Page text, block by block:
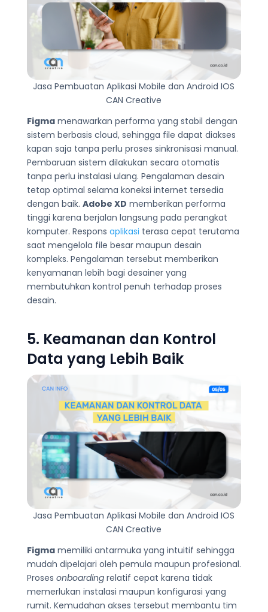
Jasa Pembuatan Aplikasi Mobile dan Android IOS
CAN Creative
Figmamenawarkan performa yang stabil dengan
sistem berbasis cloud, sehingga file dapat diakses
kapan saja tanpa perlu proses sinkronisasi manual.
Pembaruan sistem dilakukan secara otomatis
tanpa perlu instalasi ulang. Pengalaman desain
tetap optimal selama koneksi internet tersedia
dengan baik. Adobe XD memberikan performa
tinggi karena berjalan langsung pada perangkat
komputer. Respons aplikasi terasa cepat terutama
saat mengelola file besar maupun desain
kompleks. Pengalaman tersebut memberikan
kenyamanan lebih bagi desainer yang
membutuhkan kontrol penuh terhadap proses
desain.
5. Keamanan dan Kontrol
Data yang Lebih Baik
Jasa Pembuatan Aplikasi Mobile dan Android IOS
CAN Creative
Figma memiliki antarmuka yang intuitif sehingga
mudah dipelajari oleh pemula maupun profesional.
Proses onboarding relatif cepat karena tidak
memerlukan instalasi maupun konfigurasi yang
rumit. Kemudahan akses tersebut membantu tim